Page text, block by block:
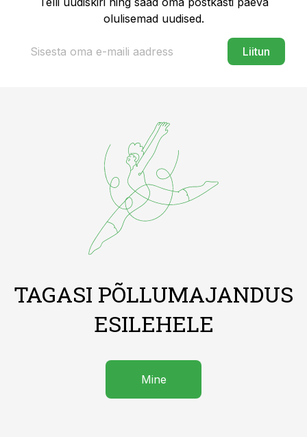
olulisemad uudised.
Liitun
TAGASI PÕLLUMAJANDUS
ESILEHELE
Mine